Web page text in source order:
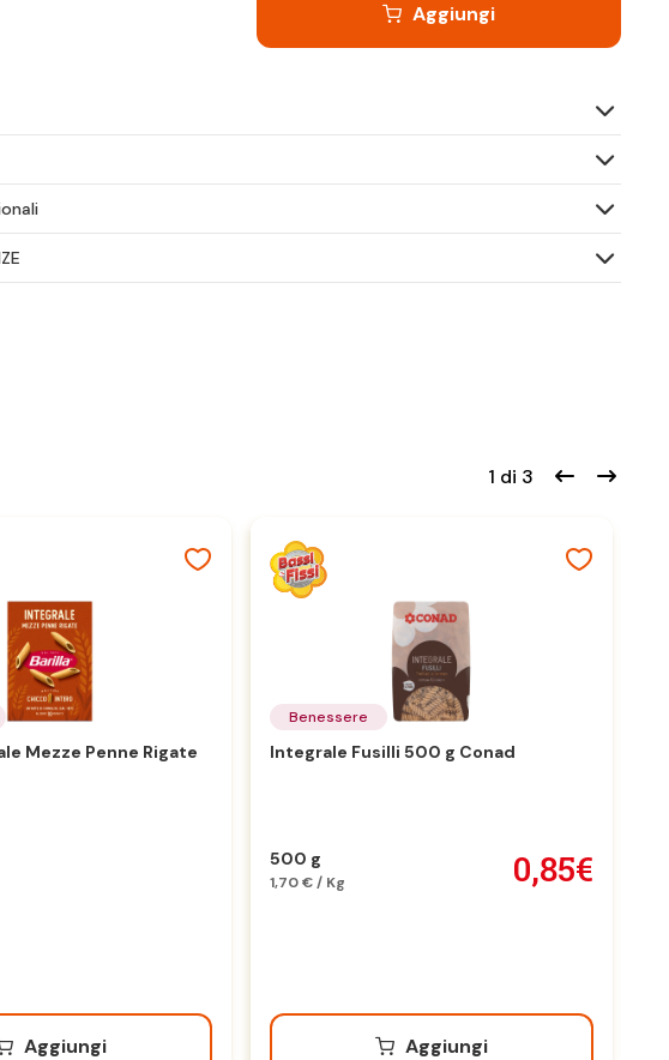
Aggiungi
Mezze Penne Rigate
Aggiungi
Benessere
Integrale Fusilli 500 g Conad
500 g
1,70 € / Kg 0,85€
Aggiungi
1 di 3